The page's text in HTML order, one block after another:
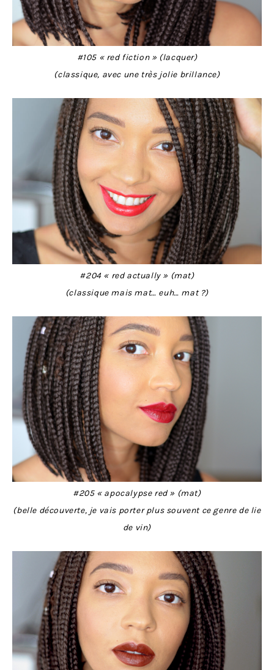
#105 « red fiction » (lacquer)
(classique, avec une très jolie brillance)
#204 « red actually » (mat)
(classique mais mat… euh… mat ?)
#205 « apocalypse red » (mat)
(belle découverte, je vais porter plus souvent ce genre de lie
de vin)